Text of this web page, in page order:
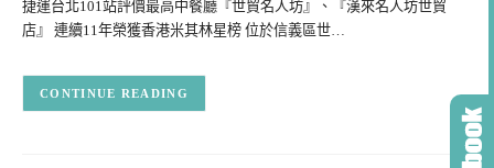
捷運台北101站評價最高中餐廳『世貿名人坊』、『漢來名人坊世貿
店』 連續11年榮獲香港米其林星榜 位於信義區世…
CONTINUE READING